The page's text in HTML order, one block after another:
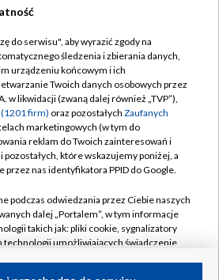
TVP
Cyfrowa
Regulamin TVP
prywatności
Moje zgody
Pomoc
Kontakt
Kanały
do serwisu", aby wyrazić zgody na
śledzenia i zbierania danych,
urządzeniu końcowym i ich
Twoich danych osobowych przez
w likwidacji (zwaną dalej również „TVP”),
firm) oraz pozostałych Zaufanych
marketingowych (w tym do
reklam do Twoich zainteresowań i
które wskazujemy poniżej, a
przez nas identyfikatora PPID do Google.
podczas odwiedzania przez Ciebie naszych
dalej „Portalem”, w tym informacje
takich jak: pliki cookie, sygnalizatory
technologii umożliwiających świadczenie